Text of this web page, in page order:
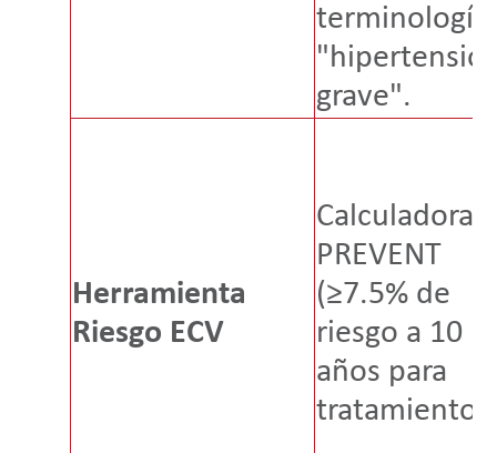
terminología:
grave".
Herramienta
Riesgo ECV
Calculadora
PREVENT
(≥7.5% de
riesgo a 10
años para